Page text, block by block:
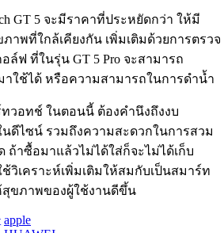
GT 5 จะมีราคาที่ประหยัดกว่า ให้มี
าพที่ใกล้เคียงกัน เพิ่มเติมด้วยการตรวจ
ล์ฟ ที่ในรุ่น GT 5 Pro จะสามารถ
ใช้ได้ หรือความสามารถในการดำน้ำ
วอทช์ ในตอนนี้ ต้องคำนึงถึงงบ
ดีไซน์ รวมถึงความสะดวกในการสวม
ถ้าซื้อมาแล้วไม่ได้ใส่ก็จะไม่ได้เก็บ
วิเคราะห์เพิ่มเติมให้สมกับเป็นสมาร์ท
ขภาพของผู้ใช้งานดีขึ้น
apple